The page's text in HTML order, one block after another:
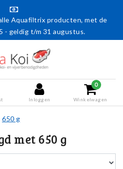
Aquafiltrix producten, met de
- geldig t/m 31 augustus.
Inloggen
0
Winkelwagen
650 g
met 650 g